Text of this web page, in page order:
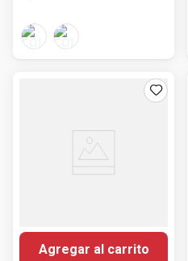
Agregar al carrito